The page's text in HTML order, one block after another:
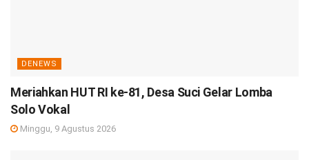
DENEWS
Meriahkan HUT RI ke-81, Desa Suci Gelar Lomba
Solo Vokal
Minggu, 9 Agustus 2026